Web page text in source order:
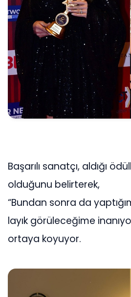
Başarılı sanatçı, aldığı
olduğunu belirterek,
“Bundan sonra da
layık görüleceğime
ortaya koyuyor.